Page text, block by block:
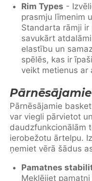
Rim Types -
prasmju līmenim
Standarta rāmji
savukārt
elastību un
spēlēs, kas ir
veikt metienus ar
Pārnēsājamie
var viegli pārvietot
daudzfunkcionālām
ierobežotu ārtelpu.
ņemiet vērā šādus
Pamatnes
Meklējiet